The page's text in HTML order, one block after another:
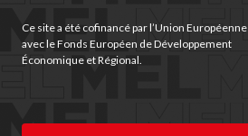
Ce site a été cofinancé par l’Union Européenne
avec le Fonds Européen de Développement
Économique et Régional.